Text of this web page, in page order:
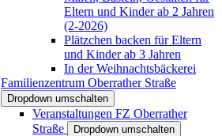
Eltern und Kinder ab 2 Jahren
(2-2026)
Plätzchen backen für Eltern
und Kinder ab 3 Jahren
In der Weihnachtsbäckerei
Familienzentrum Oberrather Straße
Dropdown umschalten
Veranstaltungen FZ Oberrather
Straße
Dropdown umschalten